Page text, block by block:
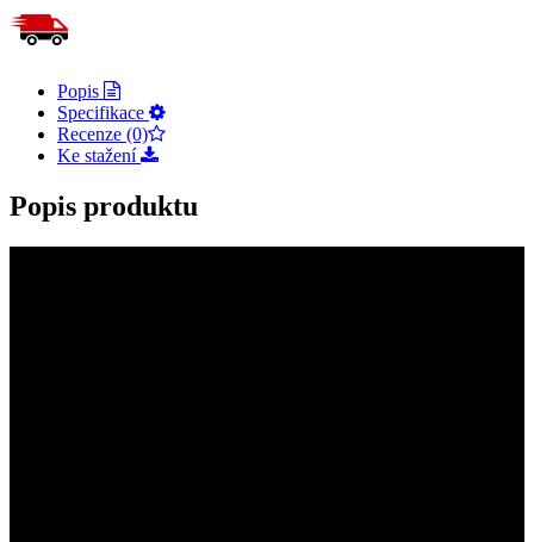
Popis
Specifikace
Recenze (0)
Ke stažení
Popis produktu